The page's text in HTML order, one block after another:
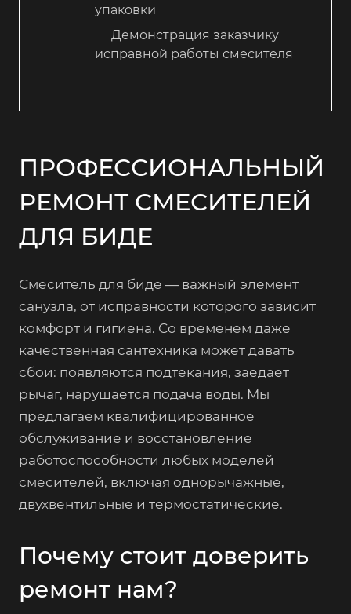
упаковки
Демонстрация заказчику
исправной работы смесителя
ПРОФЕССИОНАЛЬНЫЙ
РЕМОНТ СМЕСИТЕЛЕЙ
ДЛЯ БИДЕ
Смеситель для биде — важный элемент
санузла, от исправности которого зависит
комфорт и гигиена. Со временем даже
качественная сантехника может давать
сбои: появляются подтекания, заедает
рычаг, нарушается подача воды. Мы
предлагаем квалифицированное
обслуживание и восстановление
работоспособности любых моделей
смесителей, включая однорычажные,
двухвентильные и термостатические.
Почему стоит доверить
ремонт нам?